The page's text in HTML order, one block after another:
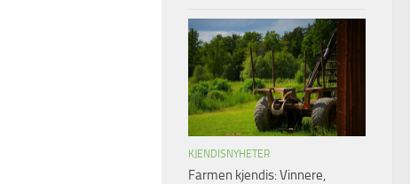
KJENDISNYHETER
Farmen kjendis: Vinnere,